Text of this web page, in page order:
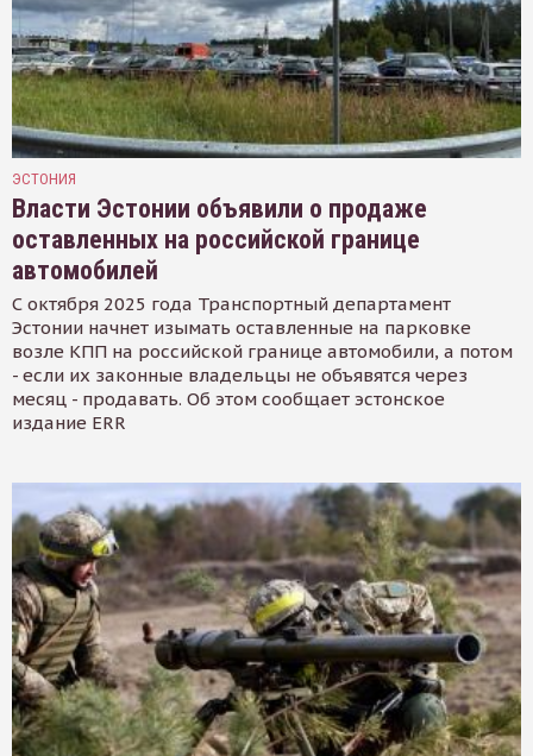
ЭСТОНИЯ
Власти Эстонии объявили о продаже
оставленных на российской границе
автомобилей
С октября 2025 года Транспортный департамент
Эстонии начнет изымать оставленные на парковке
возле КПП на российской границе автомобили, а потом
- если их законные владельцы не объявятся через
месяц - продавать. Об этом сообщает эстонское
издание ERR